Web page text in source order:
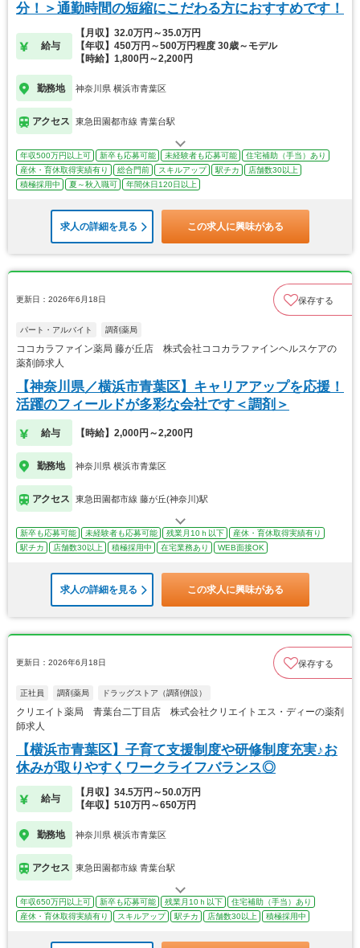
分！＞通勤時間の短縮にこだわる方におすすめです！
給与
【月収】32.0万円～35.0万円
【年収】450万円～500万円程度 30歳～モデル
【時給】1,800円～2,200円
勤務地 神奈川県 横浜市青葉区
アクセス 東急田園都市線 青葉台駅
年収500万円以上可 新卒も応募可能 未経験者も応募可能
住宅補助（手当）あり
産休・育休取得実績有り
総合門前 スキルアップ 駅チカ
店舗数30以上
積極採用中
夏～秋入職可 年間休日120日以上
求人の詳細を見る この求人に興味がある
更新日：2026年6月18日 保存する
パート・アルバイト 調剤薬局
ココカラファイン薬局 藤が丘店 株式会社ココカラファインヘルスケアの
薬剤師求人
【神奈川県／横浜市青葉区】キャリアアップを応援！
活躍のフィールドが多彩な会社です＜調剤＞
給与 【時給】2,000円～2,200円
勤務地 神奈川県 横浜市青葉区
アクセス 東急田園都市線 藤が丘(神奈川)駅
新卒も応募可能 未経験者も応募可能 残業月10ｈ以下
産休・育休取得実績有り
駅チカ
店舗数30以上 積極採用中 在宅業務あり WEB面接OK
求人の詳細を見る この求人に興味がある
更新日：2026年6月18日 保存する
正社員 調剤薬局 ドラッグストア（調剤併設）
クリエイト薬局 青葉台二丁目店 株式会社クリエイトエス・ディーの薬剤
師求人
【横浜市青葉区】子育て支援制度や研修制度充実♪お
休みが取りやすくワークライフバランス◎
給与
【月収】34.5万円～50.0万円
【年収】510万円～650万円
勤務地 神奈川県 横浜市青葉区
アクセス 東急田園都市線 青葉台駅
年収650万円以上可 新卒も応募可能 残業月10ｈ以下
住宅補助（手当）あり
産休・育休取得実績有り
スキルアップ 駅チカ 店舗数30以上 積極採用中